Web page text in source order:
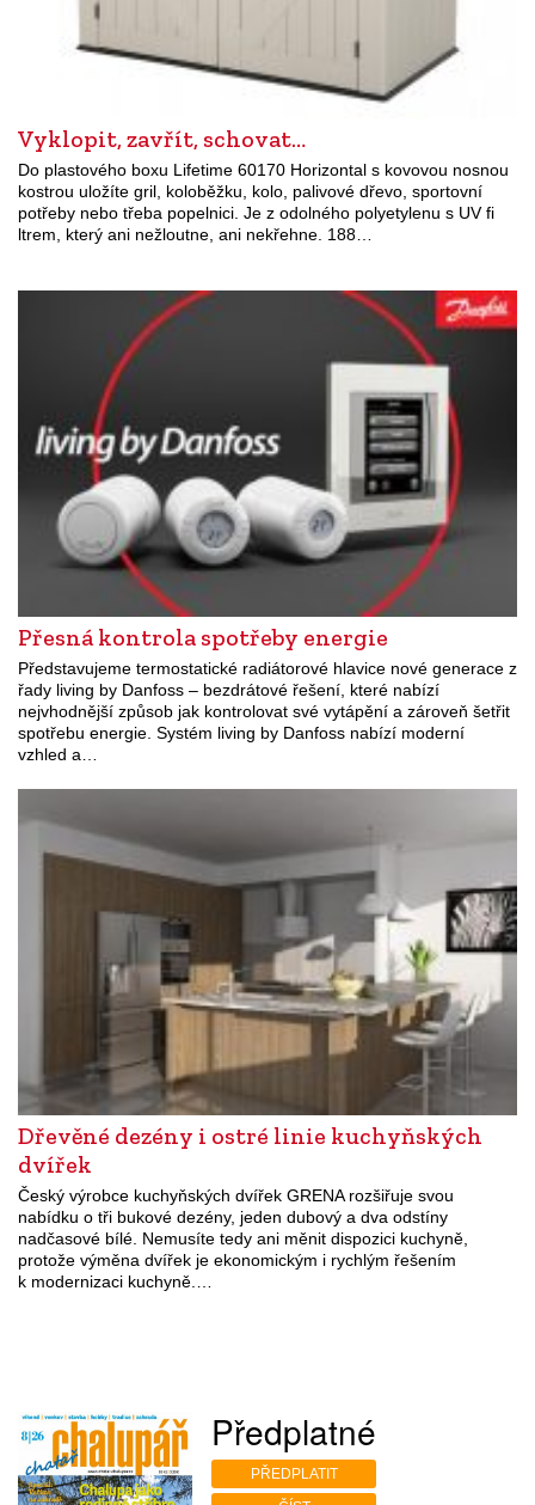
Vyklopit, zavřít, schovat…
Do plastového boxu Lifetime 60170 Horizontal s kovovou nosnou
kostrou uložíte gril, koloběžku, kolo, palivové dřevo, sportovní
potřeby nebo třeba popelnici. Je z odolného polyetylenu s UV fi
ltrem, který ani nežloutne, ani nekřehne. 188…
Přesná kontrola spotřeby energie
Představujeme termostatické radiátorové hlavice nové generace z
řady living by Danfoss – bezdrátové řešení, které nabízí
nejvhodnější způsob jak kontrolovat své vytápění a zároveň šetřit
spotřebu energie. Systém living by Danfoss nabízí moderní
vzhled a…
Dřevěné dezény i ostré linie kuchyňských
dvířek
Český výrobce kuchyňských dvířek GRENA rozšiřuje svou
nabídku o tři bukové dezény, jeden dubový a dva odstíny
nadčasové bílé. Nemusíte tedy ani měnit dispozici kuchyně,
protože výměna dvířek je ekonomickým i rychlým řešením
k modernizaci kuchyně.…
Předplatné
PŘEDPLATIT